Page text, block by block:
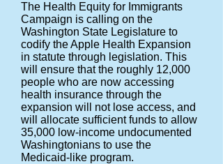
The Health Equity for Immigrants
Campaign is calling on the
Washington State Legislature to
codify the Apple Health Expansion
in statute through legislation. This
will ensure that the roughly 12,000
people who are now accessing
health insurance through the
expansion will not lose access, and
will allocate sufficient funds to allow
35,000 low-income undocumented
Washingtonians to use the
Medicaid-like program.